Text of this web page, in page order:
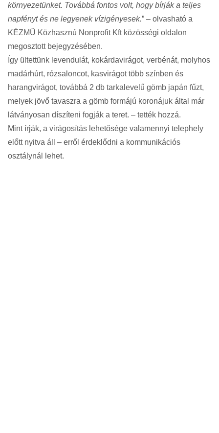
környezetünket. Továbbá fontos volt, hogy bírják a teljes
napfényt és ne legyenek vízigényesek.” – olvasható a
KÉZMŰ Közhasznú Nonprofit Kft közösségi oldalon
megosztott bejegyzésében.
Így ültettünk levendulát, kokárdavirágot, verbénát, molyhos
madárhúrt, rózsaloncot, kasvirágot több színben és
harangvirágot, továbbá 2 db tarkalevelű gömb japán fűzt,
melyek jövő tavaszra a gömb formájú koronájuk által már
látványosan díszíteni fogják a teret. – tették hozzá.
Mint írják, a virágosítás lehetősége valamennyi telephely
előtt nyitva áll – erről érdeklődni a kommunikációs
osztálynál lehet.